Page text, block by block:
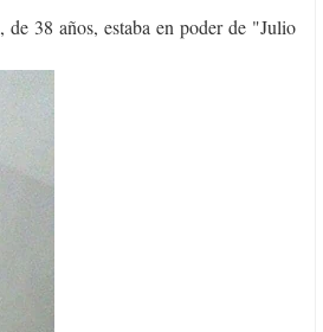
38 años, estaba en poder de "Julio